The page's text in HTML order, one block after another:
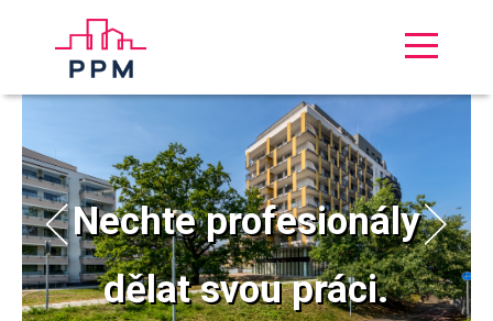
Nechte profesionály
dělat svou práci.